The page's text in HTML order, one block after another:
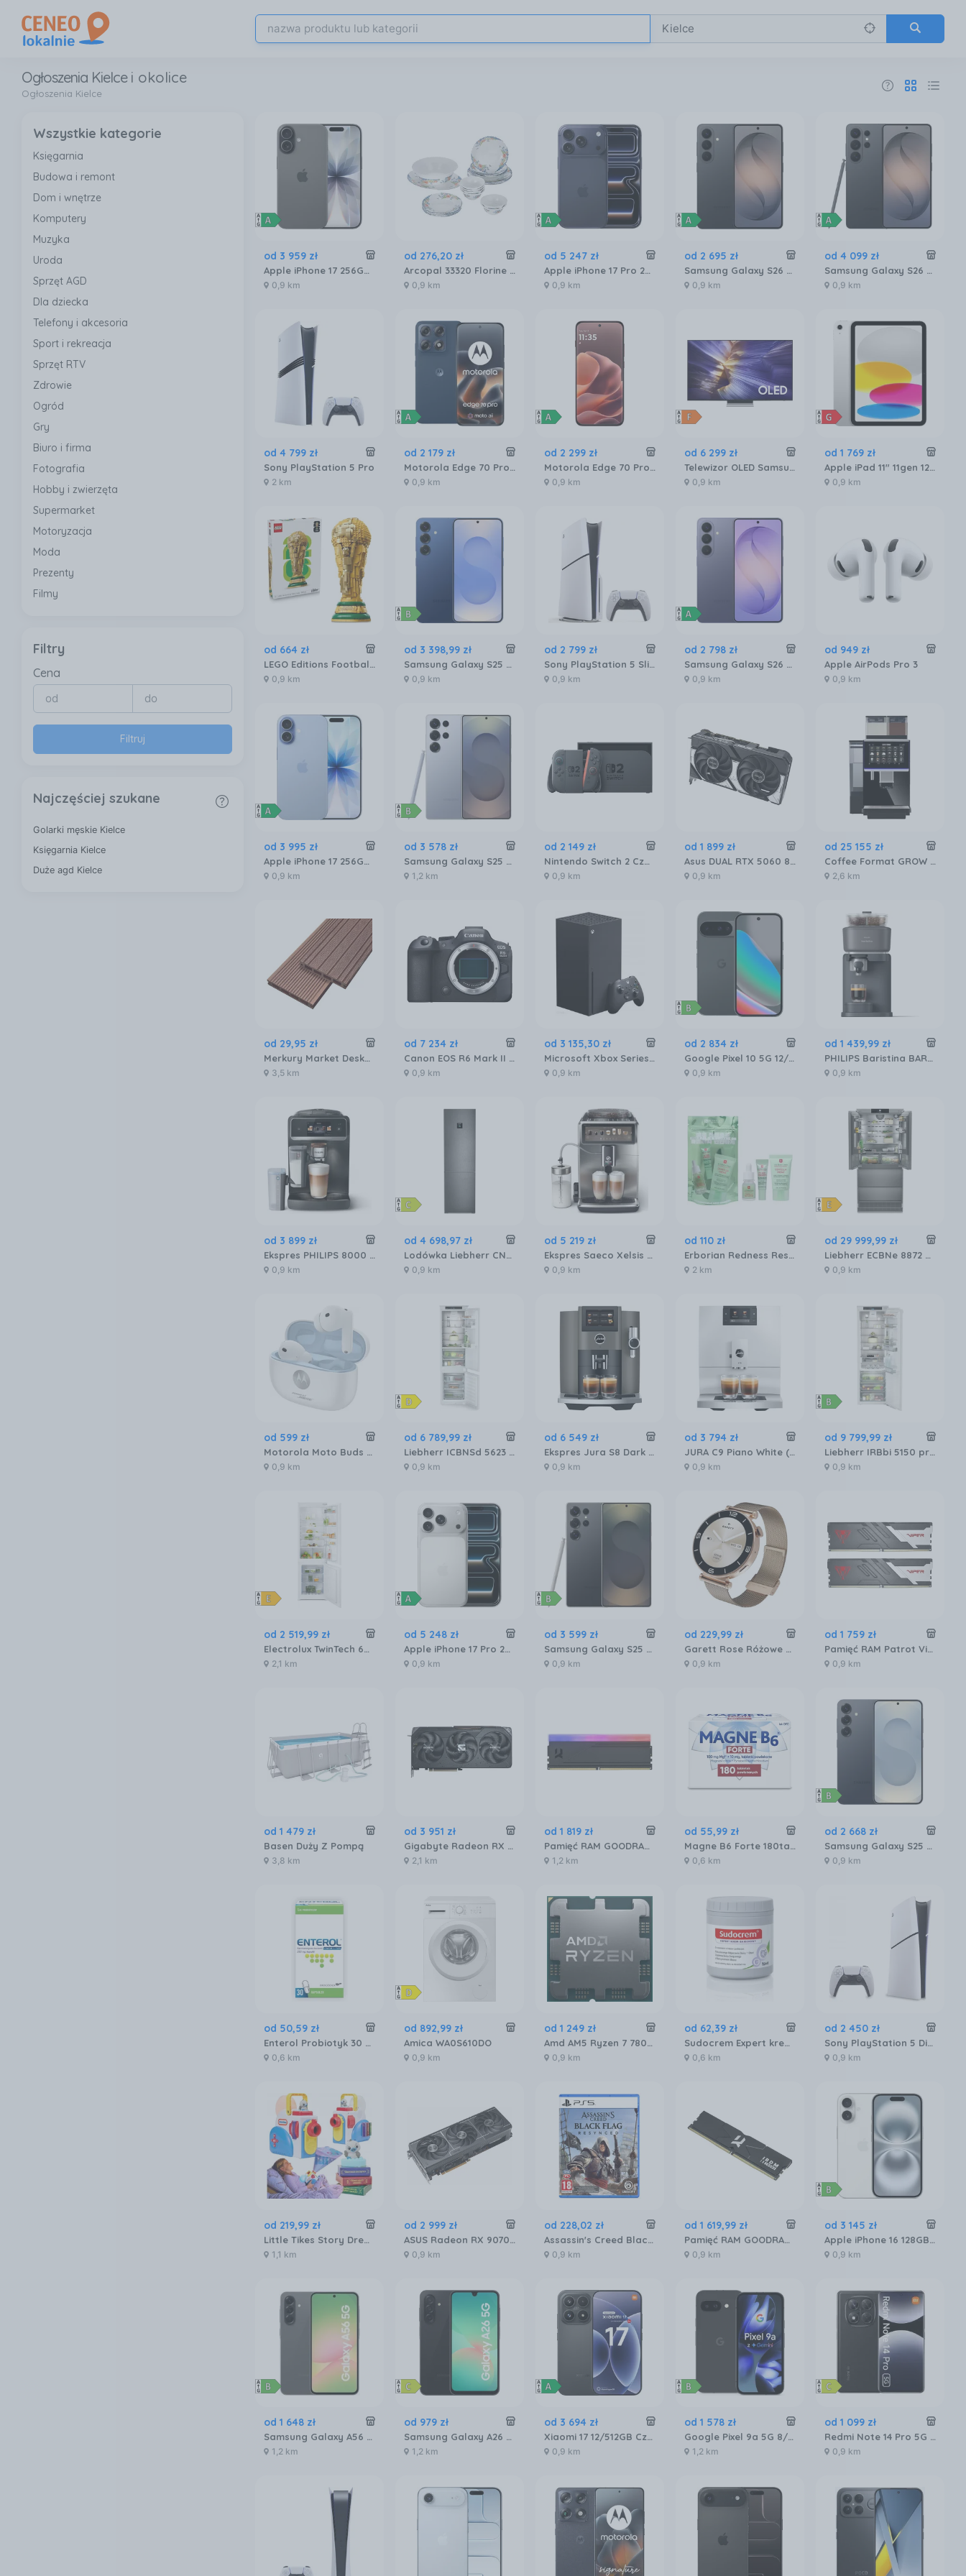
Ogłoszenia Kielce i okolice
Ogłoszenia Kielce
Wszystkie kategorie
Księgarnia
Budowa i remont
Dom i wnętrze
Komputery
Muzyka
Uroda
Sprzęt AGD
Dla dziecka
Telefony i akcesoria
Sport i rekreacja
Sprzęt RTV
Zdrowie
Ogród
Gry
Biuro i firma
Fotografia
Hobby i zwierzęta
Supermarket
Motoryzacja
Moda
Prezenty
Filmy
Filtry
Cena
Filtruj
Najczęściej szukane
Golarki męskie Kielce
Księgarnia Kielce
Duże agd Kielce
od 3 959 zł
Apple iPhone 17 256GB Czarny
0,9 km
od 276,20 zł
Arcopal 33320 Florine Serwis Zestaw Obiadowy 26EL
0,9 km
od 5 247 zł
Apple iPhone 17 Pro 256GB Głębinowy błękit
0,9 km
od 2 695 zł
Samsung Galaxy S26 SM-S942 12/256GB Czarny
0,9 km
od 4 099 zł
Samsung Galaxy S26 Ultra SM-S948 5G 12/256GB Czarny
0,9 km
od 4 799 zł
Sony PlayStation 5 Pro
2 km
od 2 179 zł
Motorola Edge 70 Pro 8/256GB Granatowy
0,9 km
od 2 299 zł
Motorola Edge 70 Pro 8/256GB Bordowy
0,9 km
od 6 299 zł
Telewizor OLED Samsung QE65S90FATXXH 65 cali 4K UHD
0,9 km
od 1 769 zł
Apple iPad 11" 11gen 128GB Wi-Fi Srebrny (MD3Y4HCA)
0,9 km
od 664 zł
LEGO Editions Football 43020 Oficjalny Puchar Świata FIFA
0,9 km
od 3 398,99 zł
Samsung Galaxy S25 SM-S931 12/256GB Granatowy
0,9 km
od 2 799 zł
Sony PlayStation 5 Slim 1TB
0,9 km
od 2 798 zł
Samsung Galaxy S26 SM-S942 12/256GB Fioletowy
0,9 km
od 949 zł
Apple AirPods Pro 3
0,9 km
od 3 995 zł
Apple iPhone 17 256GB Gołębi
0,9 km
od 3 578 zł
Samsung Galaxy S25 Ultra SM-S938 12/256GB Tytanowy Niebieski
1,2 km
od 2 149 zł
Nintendo Switch 2 Czarna
0,9 km
od 1 899 zł
Asus DUAL RTX 5060 8GB OC (90YV0N12M0NA00)
0,9 km
od 25 155 zł
Coffee Format GROW W6LM Automatyczny ekspres do kawy
2,6 km
od 29,95 zł
Merkury Market Deska Tarasowa Mercado Basic Brąz 2000X120X20Mm MR5601072
3,5 km
od 7 234 zł
Canon EOS R6 Mark II body
0,9 km
od 3 135,30 zł
Microsoft Xbox Series X
0,9 km
od 2 834 zł
Google Pixel 10 5G 12/256GB Obsydian
0,9 km
od 1 439,99 zł
PHILIPS Baristina BAR320/60 Podwójny pojemnik na ziarna czarny
0,9 km
od 3 899 zł
Ekspres PHILIPS 8000 LatteGo Pro EP8757/12
0,9 km
od 4 698,97 zł
Lodówka Liebherr CNbdc 573i plus NoFrost z zamrażalnikiem dolnym 201,5 cm Czarna
0,9 km
od 5 219 zł
Ekspres Saeco Xelsis Suprema SM8885/00 Metalowy
0,9 km
od 110 zł
Erborian Redness Rescue Power Kit Zestaw Do Pielęgnacji Twarzy
2 km
od 29 999,99 zł
Liebherr ECBNe 8872 BioFresh NoFrost
0,9 km
od 599 zł
Motorola Moto Buds 2 Plus Anc Biały
0,9 km
od 6 789,99 zł
Liebherr ICBNSd 5623 plus BioFresh NoFrost
0,9 km
od 6 549 zł
Ekspres Jura S8 Dark Inox (EB) 15480
0,9 km
od 3 794 zł
JURA C9 Piano White (EA)
0,9 km
od 9 799,99 zł
Liebherr IRBbi 5150 prime BioFresh
0,9 km
od 2 519,99 zł
Electrolux TwinTech 600 ENT6NE18S
2,1 km
od 5 248 zł
Apple iPhone 17 Pro 256GB Srebrny
0,9 km
od 3 599 zł
Samsung Galaxy S25 Ultra SM-S938 12/256GB Tytanowy Czarny
0,9 km
od 229,99 zł
Garett Rose Różowe złoto mesh
0,9 km
od 1 759 zł
Pamięć RAM Patrot Viper Venom DDR5 32GB 6000MTs (PVV532G600C30K)
0,9 km
od 1 479 zł
Basen Duży Z Pompą
3,8 km
od 3 951 zł
Gigabyte Radeon RX 9070 XT GAMING OC 16GB (GVR9070XTGAMING16GD)
2,1 km
od 1 819 zł
Pamięć RAM GOODRAM IRDM RGB 32GB [2x16GB 6000MHz DDR5 CL30 DIMM] (IRG60D5L30S32GDC)
1,2 km
od 55,99 zł
Magne B6 Forte 180tabl.
0,6 km
od 2 668 zł
Samsung Galaxy S25 SM-S931 12/256GB Czarny
0,9 km
od 50,59 zł
Enterol Probiotyk 30 kapsułek 250 mg
0,6 km
od 892,99 zł
Amica WA0S610DO
0,9 km
od 1 249 zł
Amd AM5 Ryzen 7 7800X3D Tray 4,2GHz (100000000910)
0,9 km
od 62,39 zł
Sudocrem Expert krem barierowy 400g
0,6 km
od 2 450 zł
Sony PlayStation 5 Digital Slim 825GB
0,9 km
od 219,99 zł
Little Tikes Story Dream Machine Interaktywny Projektor Bajek Dla Dzieci 3 Klasyczne Bajki Dźwięk Światło
1,1 km
od 2 999 zł
ASUS Radeon RX 9070 PRIME 16GB OC (GRATIPASU544)
0,9 km
od 228,02 zł
Assassin's Creed Black Flag Resynced (Gra PS5)
0,9 km
od 1 619,99 zł
Pamięć RAM GOODRAM IRDM 32GB 2x16GB 6400MHz DDR5 CL32 (IR-6400D564L32S)
0,9 km
od 3 145 zł
Apple iPhone 16 128GB Biały
0,9 km
od 1 648 zł
Samsung Galaxy A56 SM-A566 8/256GB Grafitowy
1,2 km
od 979 zł
Samsung Galaxy A26 SM-A266 6/128GB 5G Czarny
1,2 km
od 3 694 zł
Xiaomi 17 12/512GB Czarny
0,9 km
od 1 578 zł
Google Pixel 9a 5G 8/128GB Obsydian
1,2 km
od 1 099 zł
Redmi Note 14 Pro 5G 8/256GB Czarny
0,9 km